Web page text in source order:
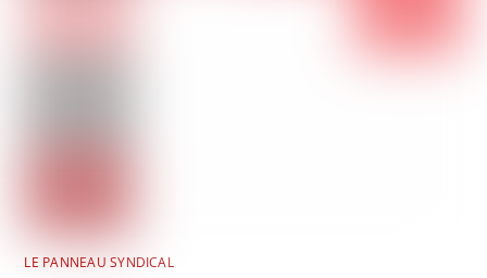
LE PANNEAU SYNDICAL